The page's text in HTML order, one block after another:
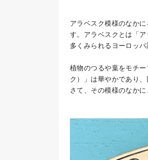
アラベスク模様のなか
す。アラベスクとは「
多くみられるヨーロッパ
植物のつるや葉をモチ
ク）」は華やかであり
さて、その模様のなか